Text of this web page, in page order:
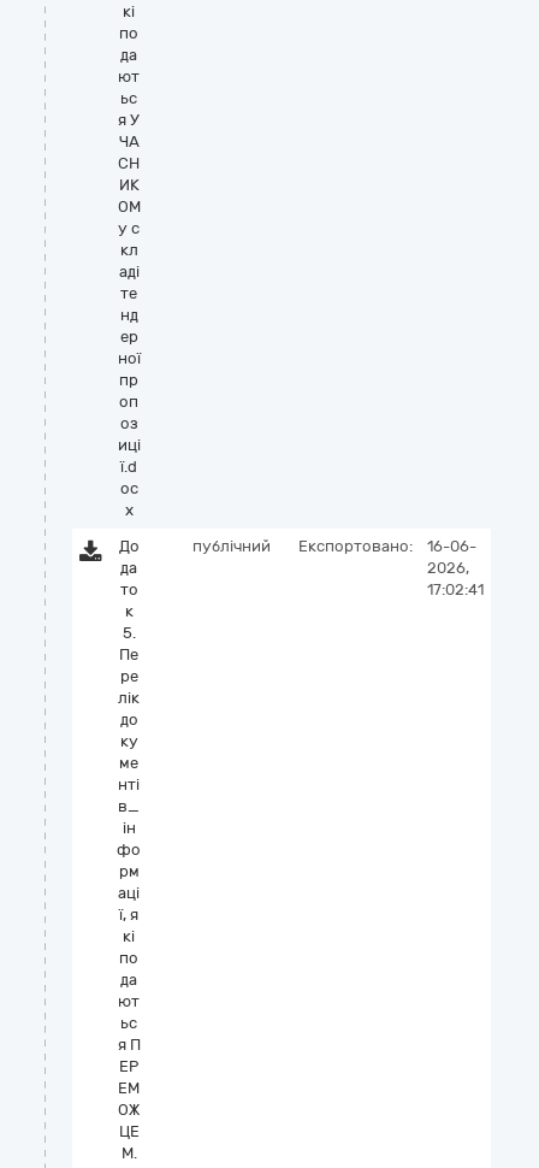
кі
по
да
ют
ьс
я У
ЧА
СН
ИК
ОМ
у с
кл
аді
те
нд
ер
ної
пр
оп
оз
иці
ї.d
oc
x
До
да
то
к
5.
Пе
ре
лік
до
ку
ме
нті
в_
ін
фо
рм
аці
ї, я
кі
по
да
ют
ьс
я П
ЕР
ЕМ
ОЖ
ЦЕ
М.
публічний Експортовано:
16-06-
2026,
17:02:41